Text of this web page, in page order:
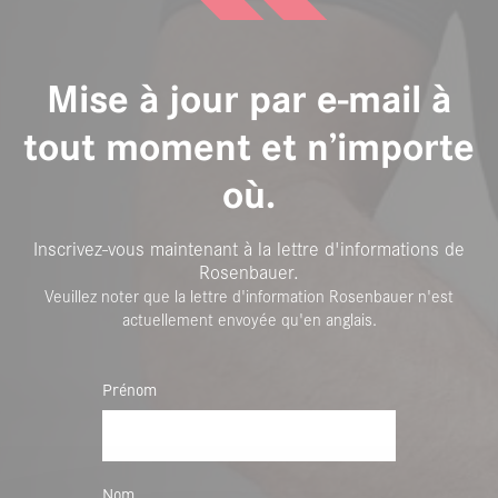
Mise à jour par e-mail à
tout moment et n’importe
où.
Inscrivez-vous maintenant à la lettre d'informations de
Rosenbauer.
Veuillez noter que la lettre d'information Rosenbauer n'est
actuellement envoyée qu'en anglais.
Prénom
Nom